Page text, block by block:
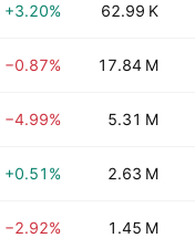
+3.20% 62.99 K
−0.87% 17.84 M
−4.99% 5.31 M
+0.51% 2.63 M
−2.92% 1.45 M